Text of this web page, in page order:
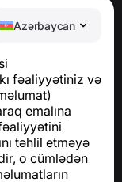
Azərbaycan
fəaliyyətiniz və
emalına
təhlil etməyə
o cümlədən